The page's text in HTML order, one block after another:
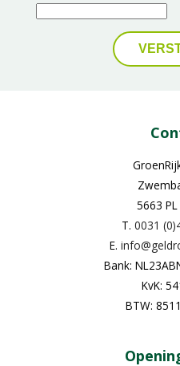
5663
T. 0031
E.
Bank:
KvK:
BTW: